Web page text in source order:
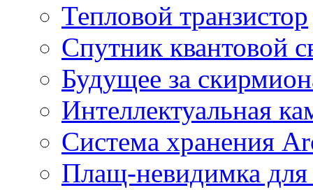
Тепловой транзистор
Спутник квантовой
Будущее за
Интеллектуальная
Система хранения
Плащ-невидимка